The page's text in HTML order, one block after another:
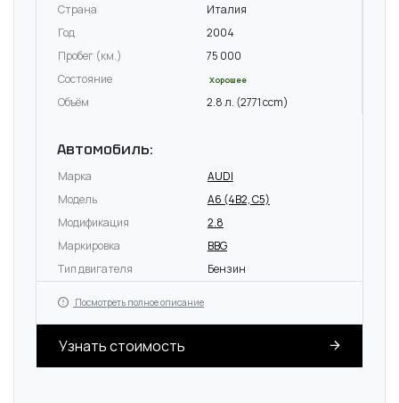
Страна
Италия
Год
2004
Пробег (км.)
75 000
Состояние
Хорошее
Объём 2.8 л. (2771 ccm)
Автомобиль:
Марка
AUDI
Модель
A6 (4B2, C5)
Модификация
2.8
Маркировка
BBG
Тип двигателя
Бензин
Посмотреть полное описание
Узнать стоимость